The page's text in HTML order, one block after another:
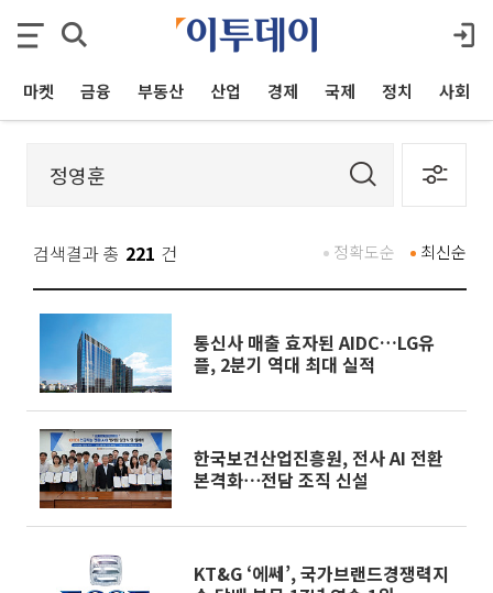
마켓 금융 부동산 산업 경제 국제 정치 사회
검색결과 총 221 건 최신순
정확도순
통신사 매출 효자된 AIDC…LG유
플, 2분기 역대 최대 실적
한국보건산업진흥원, 전사 AI 전환
본격화⋯전담 조직 신설
KT&G ‘에쎄’, 국가브랜드경쟁력지